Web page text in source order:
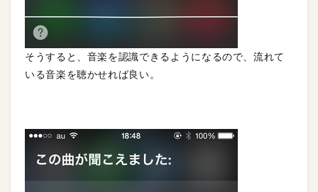
そうすると、音楽を認識できるようになるので、流れて
いる音楽を聴かせれば良い。